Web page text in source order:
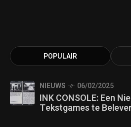
POPULAIR
NIEUWS 06/02/2025
INK CONSOLE: Een
Tekstgames te